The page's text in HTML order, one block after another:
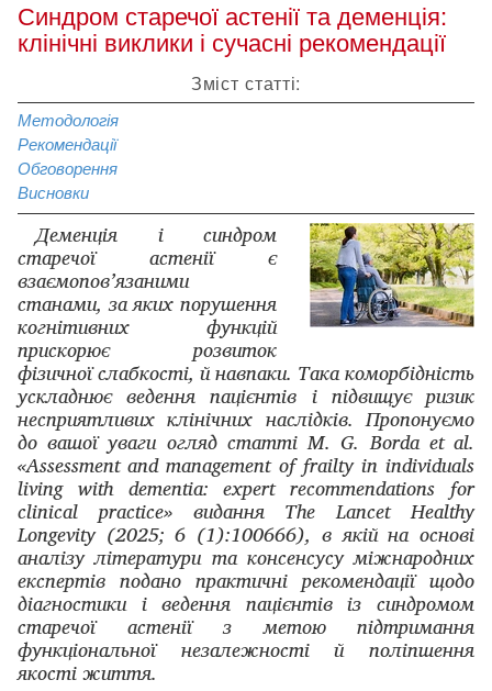
Синдром старечої астенії та деменція:
клінічні виклики і сучасні рекомендації
Зміст статті:
Методологія
Рекомендації
Обговорення
Висновки
Деменція і синдром
старечої астенії є
взаємопов’язаними
станами, за яких порушення
когнітивних функцій
прискорює розвиток
фізичної слабкості, й навпаки. Така коморбідність
ускладнює ведення пацієнтів і підвищує ризик
несприятливих клінічних наслідків. Пропонуємо
до вашої уваги огляд статті M. G. Borda et al.
«Assessment and management of frailty in individuals
living with dementia: expert recommendations for
clinical practice» видання The Lancet Healthy
Longevity (2025; 6 (1):100666), в якій на основі
аналізу літератури та консенсусу міжнародних
експертів подано практичні рекомендації щодо
діагностики і ведення пацієнтів із синдромом
старечої астенії з метою підтримання
функціональної незалежності й поліпшення
якості життя.